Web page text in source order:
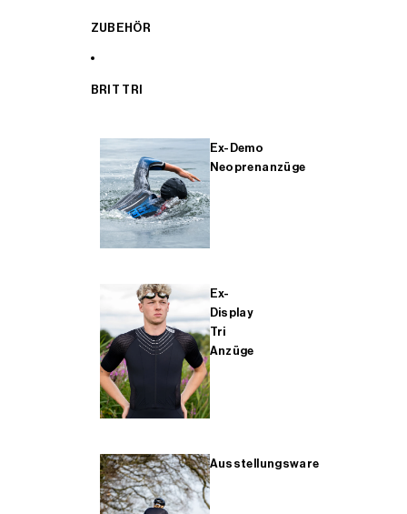
ZUBEHÖR
BRIT TRI
Ex-Demo
Neoprenanzüge
Ex-
Display
Tri
Anzüge
Ausstellungsware